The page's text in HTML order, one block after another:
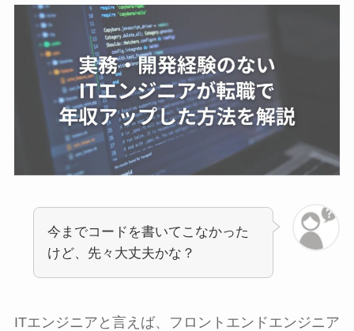
今までコードを書いてこなかった
けど、先々大丈夫かな？
ITエンジニアと言えば、フロントエンドエンジニア